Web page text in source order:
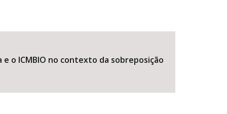
o ICMBIO no contexto da sobreposição